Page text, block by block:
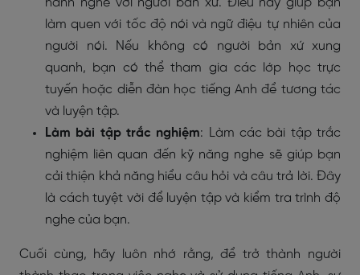
làm quen với tốc độ nói và ngữ điệu tự nhiên của
người nói. Nếu không có người bản xứ xung
quanh, bạn có thể tham gia các lớp học trực
tuyến hoặc diễn đàn học tiếng Anh để tương tác
và luyện tập.
Làm bài tập trắc nghiệm: Làm các bài tập trắc
nghiệm liên quan đến kỹ năng nghe sẽ giúp bạn
cải thiện khả năng hiểu câu hỏi và câu trả lời. Đây
là cách tuyệt vời để luyện tập và kiểm tra trình độ
nghe của bạn.
Cuối cùng, hãy luôn nhớ rằng, để trở thành người